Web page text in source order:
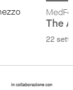
The
22